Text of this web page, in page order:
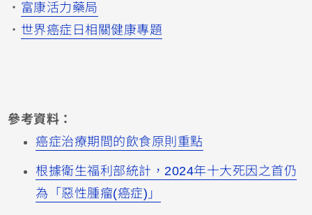
・ 富康活力藥局
・ 世界癌症日相關健康專題
參考資料：
癌症治療期間的飲食原則重點
根據衛生福利部統計，2024年十大死因之首仍
為「惡性腫瘤(癌症)」